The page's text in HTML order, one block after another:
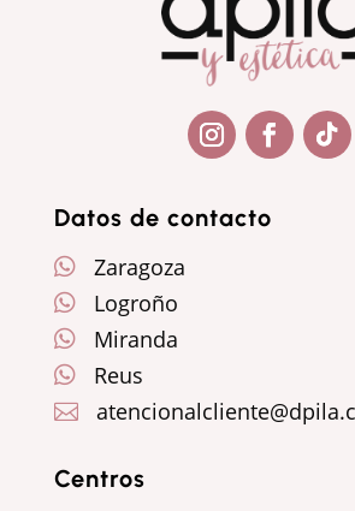
Datos de contacto
 Zaragoza
 Logroño
 Miranda
 Reus

Centros